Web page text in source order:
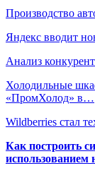
Производство
Яндекс вводит
Анализ
Холодильные
«ПромХолод» в…
Wildberries стал
Как построить
использованием